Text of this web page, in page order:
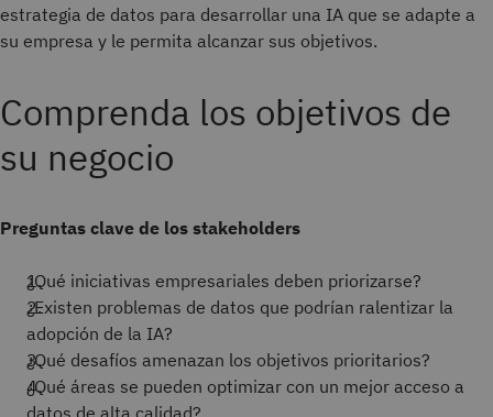
estrategia de datos para desarrollar una IA que se adapte a
su empresa y le permita alcanzar sus objetivos.
Comprenda los objetivos de
su negocio
Preguntas clave de los stakeholders
¿Qué iniciativas empresariales deben priorizarse?
¿Existen problemas de datos que podrían ralentizar la
adopción de la IA?
¿Qué desafíos amenazan los objetivos prioritarios?
¿Qué áreas se pueden optimizar con un mejor acceso a
datos de alta calidad?